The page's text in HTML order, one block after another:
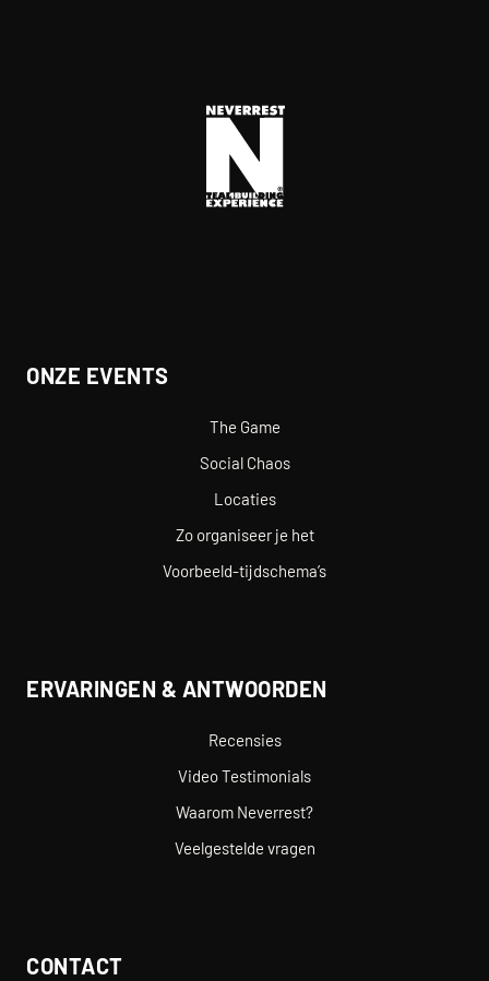
ONZE EVENTS
The Game
Social Chaos
Locaties
Zo organiseer je het
Voorbeeld-tijdschema’s
ERVARINGEN & ANTWOORDEN
Recensies
Video Testimonials
Waarom Neverrest?
Veelgestelde vragen
CONTACT